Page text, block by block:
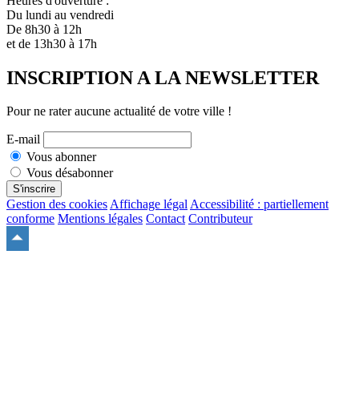
Du lundi au vendredi
De 8h30 à 12h
et de 13h30 à 17h
INSCRIPTION A LA NEWSLETTER
Pour ne rater aucune actualité de votre ville !
E-mail
Vous abonner
Vous désabonner
S'inscrire
Gestion des cookiesAffichage légalAccessibilité : partiellement
conforme Mentions légales Contact Contributeur